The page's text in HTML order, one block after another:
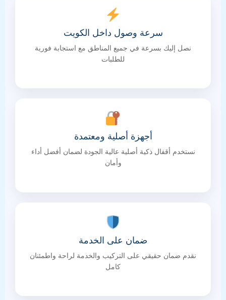
سرعة وصول داخل الكويت
نصل إليك بسرعة في جميع المناطق مع استجابة فورية
للطلبات
أجهزة أصلية ومعتمدة
نستخدم أقفال ذكية أصلية عالية الجودة لضمان أفضل أداء
وأمان
ضمان على الخدمة
نقدم ضمان حقيقي على التركيب والخدمة لراحة واطمئنان
كامل